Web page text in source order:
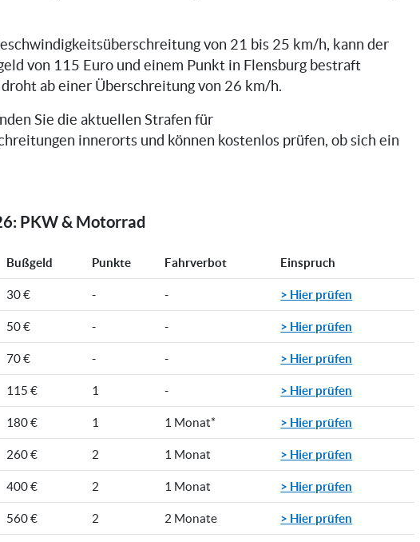
von 21 bis 25 km/h, kann der
von 115 Euro und einem Punkt in Flensburg bestraft
ab einer Überschreitung von 26 km/h.
Sie die aktuellen Strafen für
innerorts und können kostenlos prüfen, ob sich ein
PKW & Motorrad
Bußgeld Punkte Fahrverbot Einspruch
30 € - - > Hier prüfen
50 € - - > Hier prüfen
70 € - - > Hier prüfen
115 € 1 - > Hier prüfen
180 € 1 1 Monat* > Hier prüfen
260 € 2 1 Monat > Hier prüfen
400 € 2 1 Monat > Hier prüfen
560 € 2 2 Monate > Hier prüfen